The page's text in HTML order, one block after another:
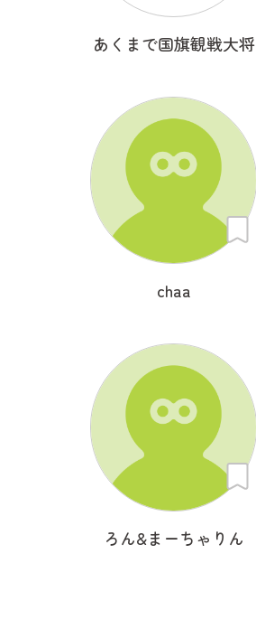
あくまで国旗観戦大将
chaa
ろん&まーちゃりん